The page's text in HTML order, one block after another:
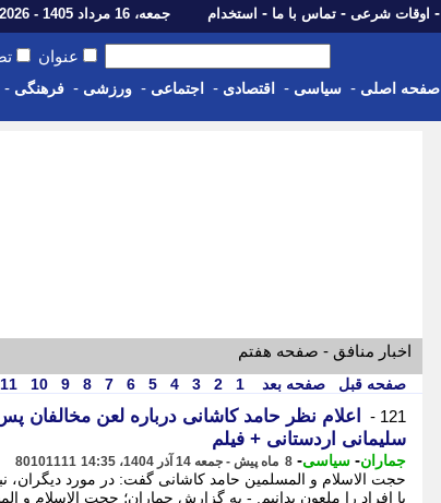
- اوقات شرعی - تماس با ما - استخدام جمعه، 16 مرداد 1405 - Fri, 07th Aug 2026
عنوان
صفحه اصلی - سیاسی - اقتصادی - اجتماعی - ورزشی - فرهنگی -
اخبار منافق - صفحه هفتم
صفحه قبل صفحه بعد 1
2
3
4
5
6
7
8
9
10
11
121 -
اعلام نظر حامد کاشانی درباره لعن مخالفان
سلیمانی اردستانی + فیلم
جماران- سیاسی- 8 ماه پیش - جمعه 14 آذر 1404، 14:35 80101111
حجت الاسلام و المسلمین حامد کاشانی گفت: در مورد دیگران،
یا افراد را ملعون بدانیم. - به گزارش جماران؛ حجت الاسلام و